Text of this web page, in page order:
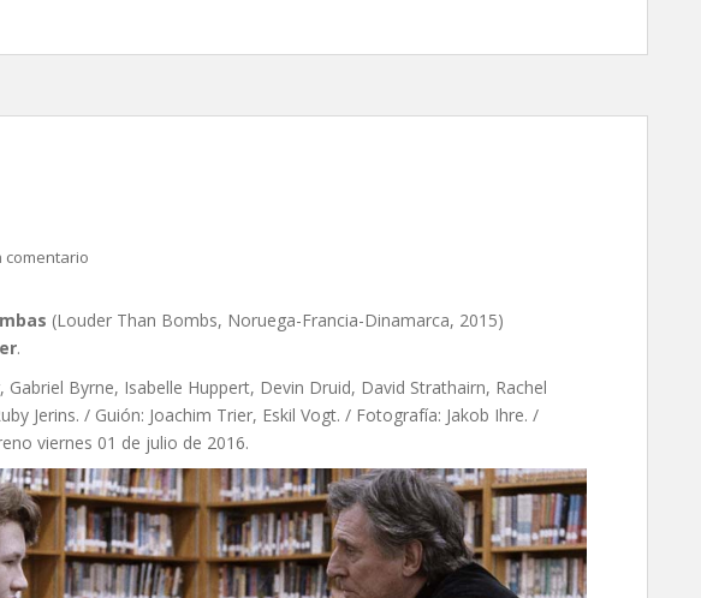
comentario
(Louder Than Bombs, Noruega-Francia-Dinamarca, 2015)
.
Gabriel Byrne, Isabelle Huppert, Devin Druid, David Strathairn, Rachel
Jerins. / Guión: Joachim Trier, Eskil Vogt. / Fotografía: Jakob Ihre. /
viernes 01 de julio de 2016.